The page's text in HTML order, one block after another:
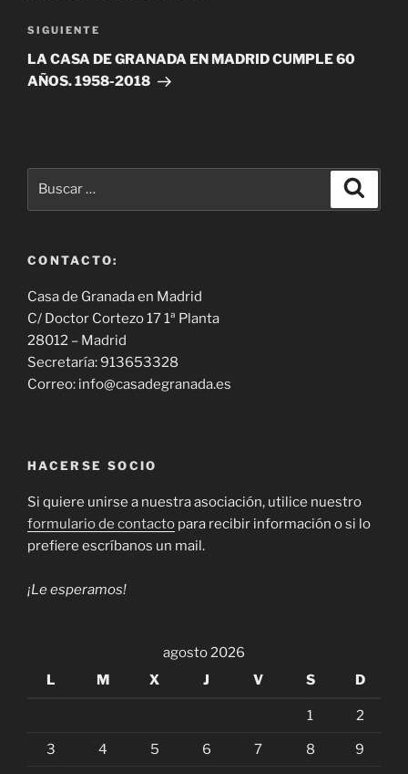
Siguiente
entrada
SIGUIENTE
LA CASA DE GRANADA EN MADRID CUMPLE 60
AÑOS. 1958-2018
CONTACTO:
Casa de Granada en Madrid
C/ Doctor Cortezo 17 1ª Planta
28012 – Madrid
Secretaría: 913653328
Correo: info@casadegranada.es
HACERSE SOCIO
Si quiere unirse a nuestra asociación, utilice nuestro
formulario de contacto para recibir información o si lo
prefiere escríbanos un mail.
¡Le esperamos!
agosto 2026
L
M X J V S D
1 2
3 4 5 6 7 8 9